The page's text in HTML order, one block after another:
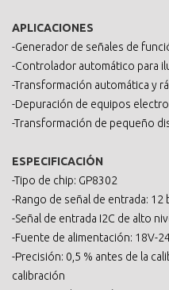
APLICACIONES
-Generador de señales de
-Controlador automático para
-Transformación automática y
-Depuración de equipos
-Transformación de pequeño
ESPECIFICACIÓN
-Tipo de chip: GP8302
-Rango de señal de entrada: 12
-Señal de entrada I2C de alto
-Fuente de alimentación: 18V-
-Precisión: 0,5 % antes de la
calibración